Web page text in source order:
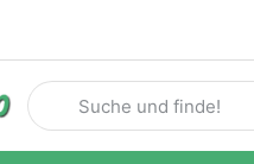
Geben Sie einen